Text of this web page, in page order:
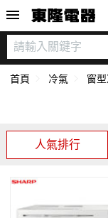
首頁 冷氣 窗
人氣排行